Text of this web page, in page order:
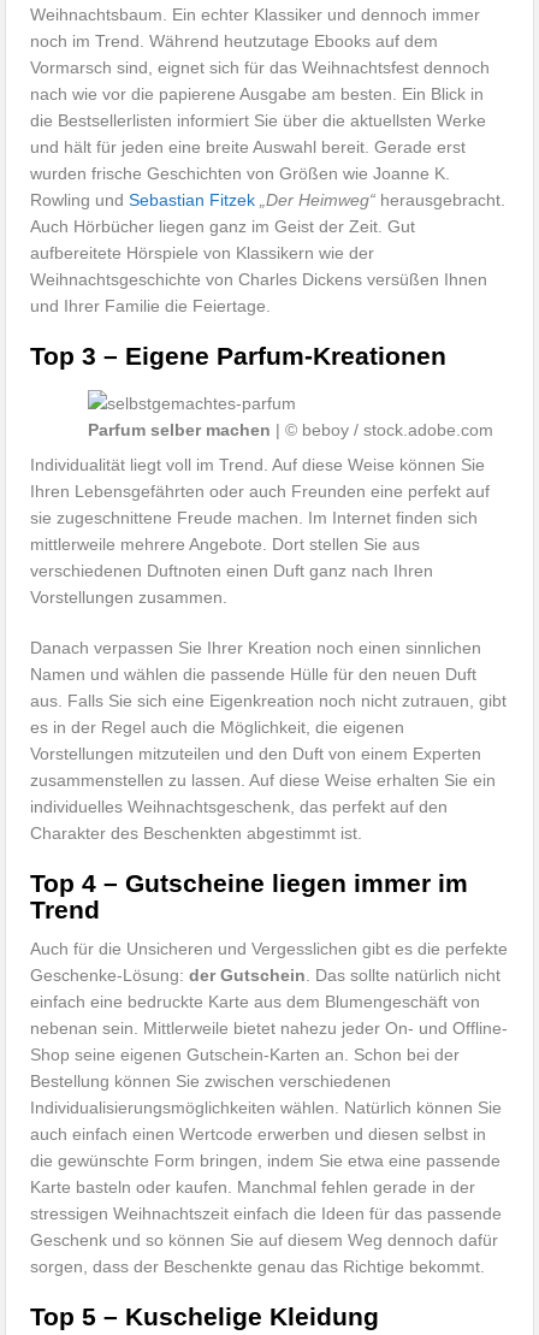
Weihnachtsbaum. Ein echter Klassiker und dennoch immer
noch im Trend. Während heutzutage Ebooks auf dem
Vormarsch sind, eignet sich für das Weihnachtsfest dennoch
nach wie vor die papierene Ausgabe am besten. Ein Blick in
die Bestsellerlisten informiert Sie über die aktuellsten Werke
und hält für jeden eine breite Auswahl bereit. Gerade erst
wurden frische Geschichten von Größen wie Joanne K.
Rowling undSebastian Fitzek „Der Heimweg“ herausgebracht.
Auch Hörbücher liegen ganz im Geist der Zeit. Gut
aufbereitete Hörspiele von Klassikern wie der
Weihnachtsgeschichte von Charles Dickens versüßen Ihnen
und Ihrer Familie die Feiertage.
Top 3 – Eigene Parfum-Kreationen
Parfum selber machen | © beboy / stock.adobe.com
Individualität liegt voll im Trend. Auf diese Weise können Sie
Ihren Lebensgefährten oder auch Freunden eine perfekt auf
sie zugeschnittene Freude machen. Im Internet finden sich
mittlerweile mehrere Angebote. Dort stellen Sie aus
verschiedenen Duftnoten einen Duft ganz nach Ihren
Vorstellungen zusammen.
Danach verpassen Sie Ihrer Kreation noch einen sinnlichen
Namen und wählen die passende Hülle für den neuen Duft
aus. Falls Sie sich eine Eigenkreation noch nicht zutrauen, gibt
es in der Regel auch die Möglichkeit, die eigenen
Vorstellungen mitzuteilen und den Duft von einem Experten
zusammenstellen zu lassen. Auf diese Weise erhalten Sie ein
individuelles Weihnachtsgeschenk, das perfekt auf den
Charakter des Beschenkten abgestimmt ist.
Top 4 – Gutscheine liegen immer im
Trend
Auch für die Unsicheren und Vergesslichen gibt es die perfekte
Geschenke-Lösung:der Gutschein. Das sollte natürlich nicht
einfach eine bedruckte Karte aus dem Blumengeschäft von
nebenan sein. Mittlerweile bietet nahezu jeder On- und Offline-
Shop seine eigenen Gutschein-Karten an. Schon bei der
Bestellung können Sie zwischen verschiedenen
Individualisierungsmöglichkeiten wählen. Natürlich können Sie
auch einfach einen Wertcode erwerben und diesen selbst in
die gewünschte Form bringen, indem Sie etwa eine passende
Karte basteln oder kaufen. Manchmal fehlen gerade in der
stressigen Weihnachtszeit einfach die Ideen für das passende
Geschenk und so können Sie auf diesem Weg dennoch dafür
sorgen, dass der Beschenkte genau das Richtige bekommt.
Top 5 – Kuschelige Kleidung